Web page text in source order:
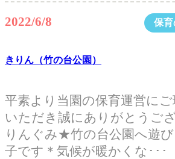
2022/6/8 保
きりん（竹の台公園）
平素より当園の保育運営に
いただき誠にありがとうご
りんぐみ★竹の台公園へ遊
子です＊気候が暖かくな･･･